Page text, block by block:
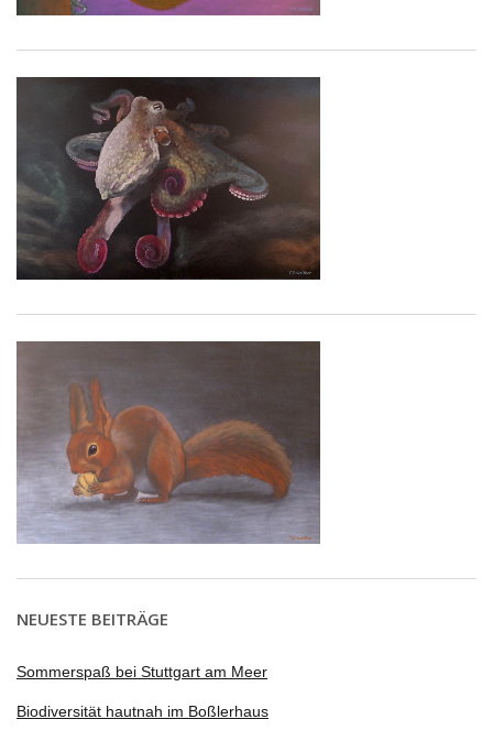
NEUESTE BEITRÄGE
Sommerspaß bei Stuttgart am Meer
Biodiversität hautnah im Boßlerhaus